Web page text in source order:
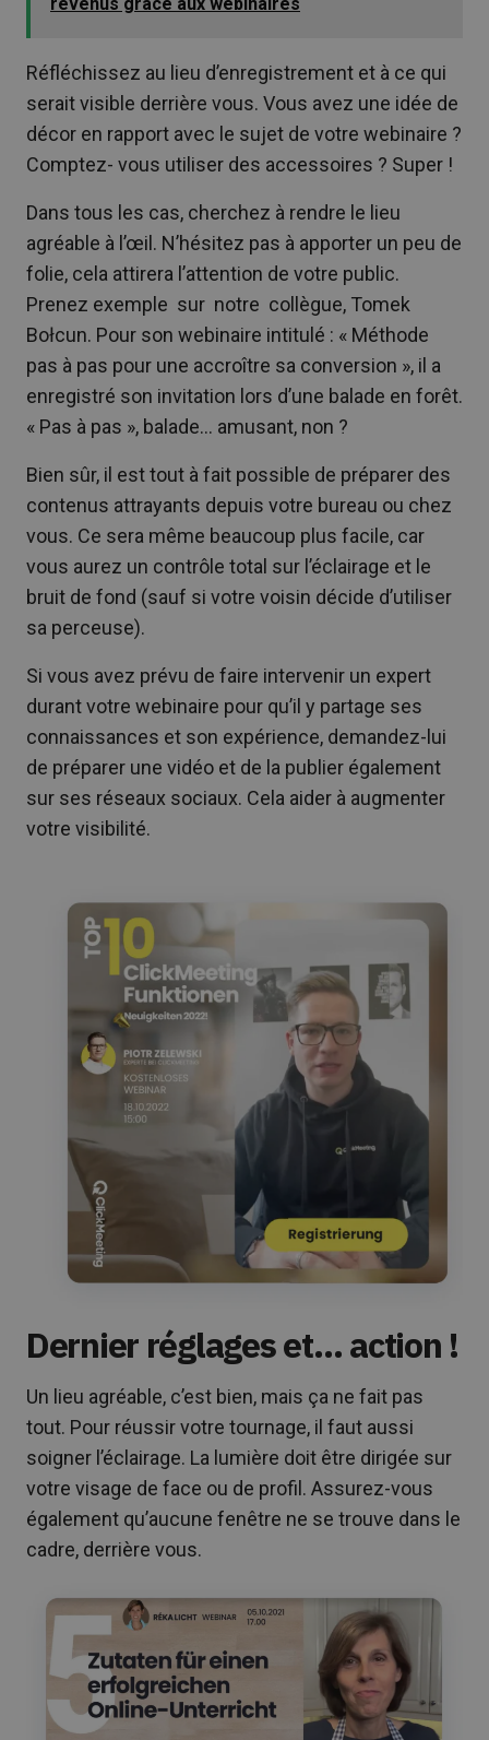
Réfléchissez au lieu d’enregistrement et à ce qui
serait visible derrière vous. Vous avez une idée de
décor en rapport avec le sujet de votre webinaire ?
Comptez- vous utiliser des accessoires ? Super !
Dans tous les cas, cherchez à rendre le lieu
agréable à l’œil. N’hésitez pas à apporter un peu de
folie, cela attirera l’attention de votre public.
Prenez exemple sur notre collègue, Tomek
Bołcun. Pour son webinaire intitulé : « Méthode
pas à pas pour une accroître sa conversion », il a
enregistré son invitation lors d’une balade en forêt.
« Pas à pas », balade… amusant, non ?
Bien sûr, il est tout à fait possible de préparer des
contenus attrayants depuis votre bureau ou chez
vous. Ce sera même beaucoup plus facile, car
vous aurez un contrôle total sur l’éclairage et le
bruit de fond (sauf si votre voisin décide d’utiliser
sa perceuse).
Si vous avez prévu de faire intervenir un expert
durant votre webinaire pour qu’il y partage ses
connaissances et son expérience, demandez-lui
de préparer une vidéo et de la publier également
sur ses réseaux sociaux. Cela aider à augmenter
votre visibilité.
Dernier réglages et… action !
Un lieu agréable, c’est bien, mais ça ne fait pas
tout. Pour réussir votre tournage, il faut aussi
soigner l’éclairage. La lumière doit être dirigée sur
votre visage de face ou de profil. Assurez-vous
également qu’aucune fenêtre ne se trouve dans le
cadre, derrière vous.